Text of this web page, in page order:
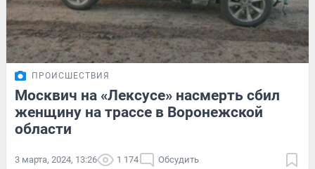
ПРОИСШЕСТВИЯ
Москвич на «Лексусе» насмерть сбил
женщину на трассе в Воронежской
области
3 марта, 2024, 13:26 1 174 Обсудить